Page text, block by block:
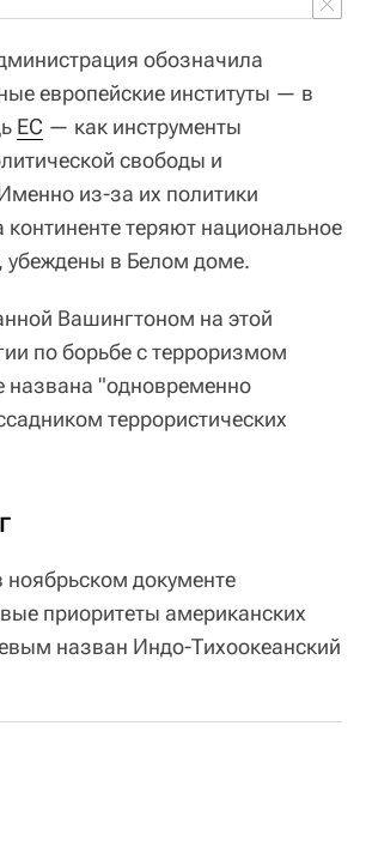
обозначила
европейские институты — в
ЕС — как инструменты
свободы и
из-за их политики
континенте теряют национальное
убеждены в Белом доме.
Вашингтоном на этой
по борьбе с терроризмом
названа "одновременно
террористических
документе
приоритеты американских
назван Индо-Тихоокеанский